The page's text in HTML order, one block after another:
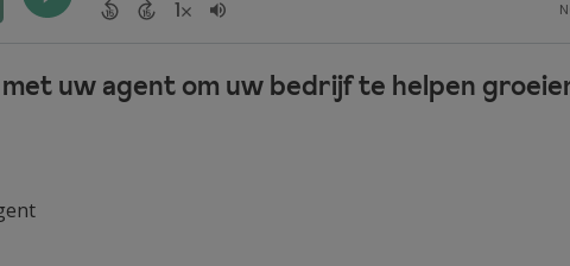
uw agent om uw bedrijf te helpen